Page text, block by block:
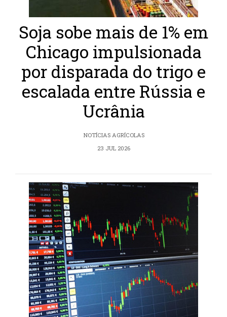
Soja sobe mais de 1% em
Chicago impulsionada
por disparada do trigo e
escalada entre Rússia e
Ucrânia
NOTÍCIAS AGRÍCOLAS
23 JUL 2026